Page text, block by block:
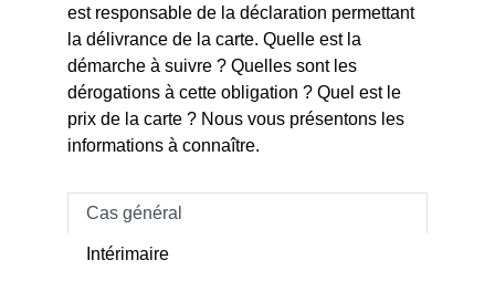
est responsable de la déclaration permettant
la délivrance de la carte. Quelle est la
démarche à suivre ? Quelles sont les
dérogations à cette obligation ? Quel est le
prix de la carte ? Nous vous présentons les
informations à connaître.
Cas général
Intérimaire